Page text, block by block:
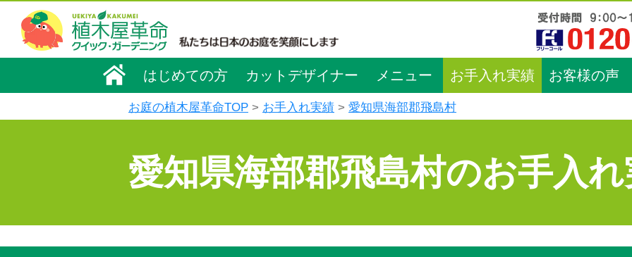
はじめての方 カットデザイナー メニュー お手入れ実績 お客様の声
お庭の植木屋革命TOP お手入れ実績 愛知県海部郡飛島村
愛知県海部郡飛島村のお手入